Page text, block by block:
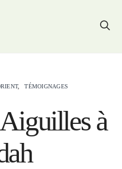
TÉMOIGNAGES
à